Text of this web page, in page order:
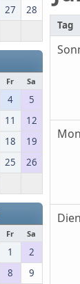
27
28
Fr Sa
4
5
11
12
18
19
25
26
Fr Sa
1
2
8
9
Tag